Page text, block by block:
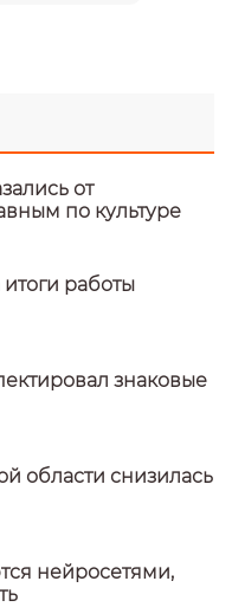
от
по культуре
работы
знаковые
области снизилась
нейросетями,